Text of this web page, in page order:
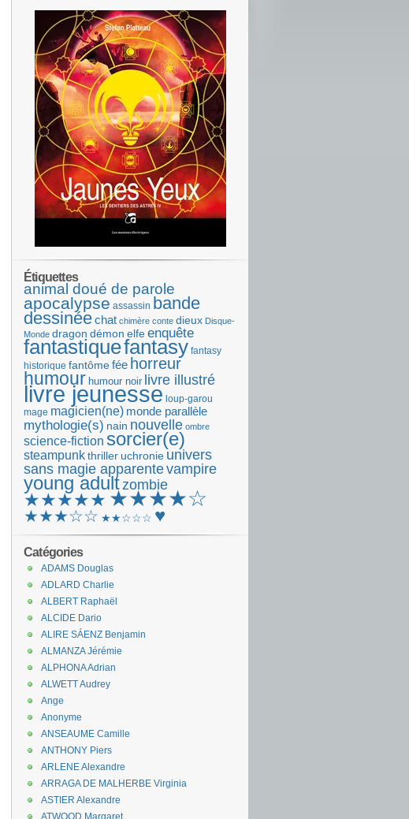
Étiquettes
animal doué de parole
apocalypse assassin bande
dessinéechat chimère conte dieux Disque-
Monde dragon démon elfeenquête
fantastiquefantasy fantasy
historique fantômefée horreur
humour humour noir livre illustré
livre jeunesse loup-garou
mage magicien(ne) monde parallèle
mythologie(s) nain nouvelle ombre
science-fiction sorcier(e)
steampunkthriller uchronie univers
sans magie apparentevampire
young adultzombie
★★★★★ ★★★★☆
★★★☆☆ ★★☆☆☆ ♥
Catégories
ADAMS Douglas
ADLARD Charlie
ALBERT Raphaël
ALCIDE Dario
ALIRE SÁENZ Benjamin
ALMANZA Jérémie
ALPHONA Adrian
ALWETT Audrey
Ange
Anonyme
ANSEAUME Camille
ANTHONY Piers
ARLENE Alexandre
ARRAGA DE MALHERBE Virginia
ASTIER Alexandre
ATWOOD Margaret